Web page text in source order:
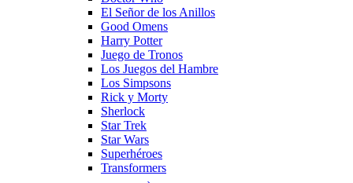
El Señor de los Anillos
Good Omens
Harry Potter
Juego de Tronos
Los Juegos del Hambre
Los Simpsons
Rick y Morty
Sherlock
Star Trek
Star Wars
Superhéroes
Transformers